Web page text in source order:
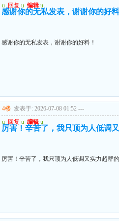
u 回复 u 编辑 u
感谢你的无私发表，谢谢你的好
感谢你的无私发表，谢谢你的好料！
4楼 发表于: 2026-07-08 01:52 ---
u 回复 u 编辑 u
厉害！辛苦了，我只顶为人低调
厉害！辛苦了，我只顶为人低调又实力超群